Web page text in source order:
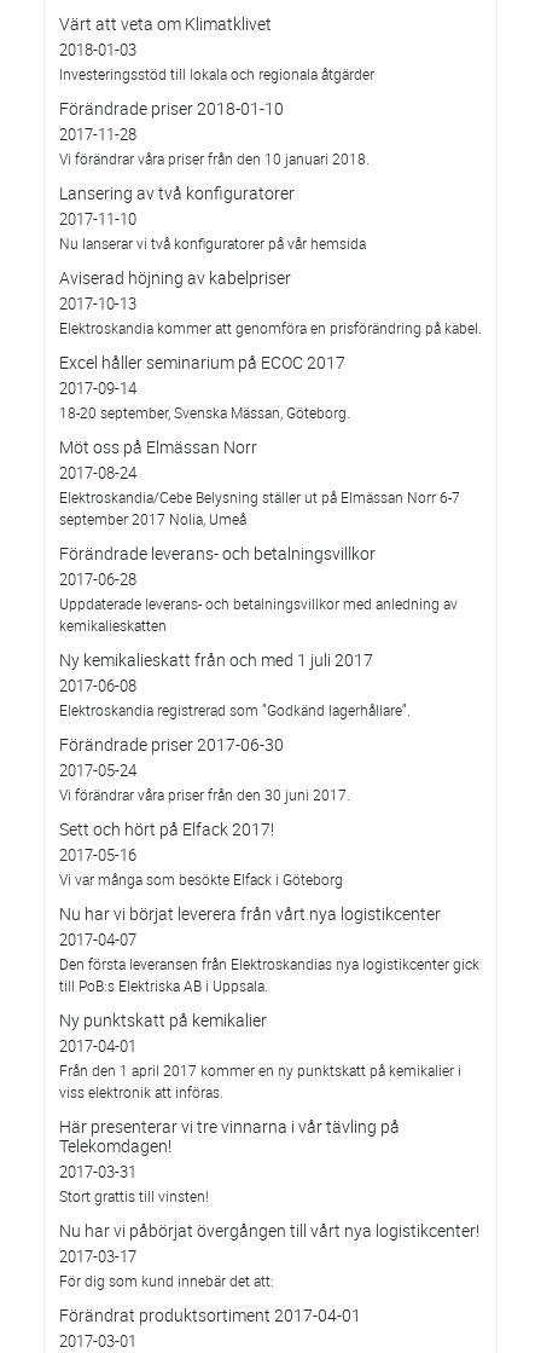
Värt att veta om Klimatklivet
2018-01-03
Investeringsstöd till lokala och regionala åtgärder
Förändrade priser 2018-01-10
2017-11-28
Vi förändrar våra priser från den 10 januari 2018.
Lansering av två konfiguratorer
2017-11-10
Nu lanserar vi två konfiguratorer på vår hemsida
Aviserad höjning av kabelpriser
2017-10-13
Elektroskandia kommer att genomföra en prisförändring på kabel.
Excel håller seminarium på ECOC 2017
2017-09-14
18-20 september, Svenska Mässan, Göteborg.
Möt oss på Elmässan Norr
2017-08-24
Elektroskandia/Cebe Belysning ställer ut på Elmässan Norr 6-7
september 2017 Nolia, Umeå
Förändrade leverans- och betalningsvillkor
2017-06-28
Uppdaterade leverans- och betalningsvillkor med anledning av
kemikalieskatten
Ny kemikalieskatt från och med 1 juli 2017
2017-06-08
Elektroskandia registrerad som ”Godkänd lagerhållare”.
Förändrade priser 2017-06-30
2017-05-24
Vi förändrar våra priser från den 30 juni 2017.
Sett och hört på Elfack 2017!
2017-05-16
Vi var många som besökte Elfack i Göteborg
Nu har vi börjat leverera från vårt nya logistikcenter
2017-04-07
Den första leveransen från Elektroskandias nya logistikcenter gick
till PoB:s Elektriska AB i Uppsala.
Ny punktskatt på kemikalier
2017-04-01
Från den 1 april 2017 kommer en ny punktskatt på kemikalier i
viss elektronik att införas.
Här presenterar vi tre vinnarna i vår tävling på
Telekomdagen!
2017-03-31
Stort grattis till vinsten!
Nu har vi påbörjat övergången till vårt nya logistikcenter!
2017-03-17
För dig som kund innebär det att:
Förändrat produktsortiment 2017-04-01
2017-03-01